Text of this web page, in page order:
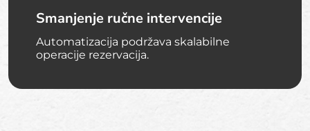
Smanjenje ručne intervencije
Automatizacija podržava skalabilne
operacije rezervacija.